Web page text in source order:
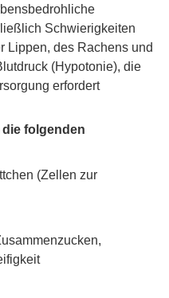
Schwierigkeiten
Lippen, des Rachens und
(Hypotonie), die
erfordert
folgenden
(Zellen zur